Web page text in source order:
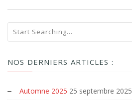
NOS DERNIERS ARTICLES :
Automne 2025 25 septembre 2025